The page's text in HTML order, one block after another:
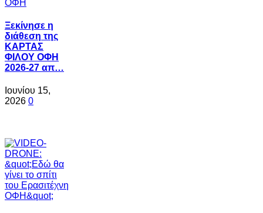
Ξεκίνησε η
διάθεση της
ΚΑΡΤΑΣ
ΦΙΛΟΥ ΟΦΗ
2026-27 απ…
Ιουνίου 15,
2026 0